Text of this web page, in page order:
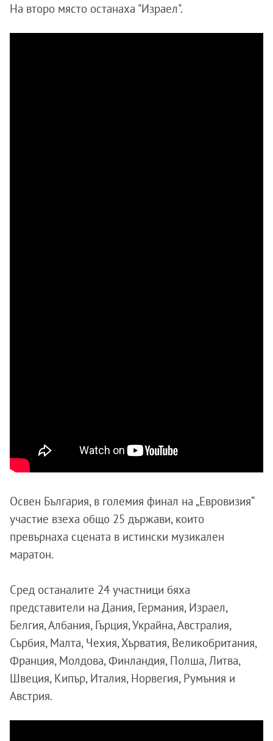
На второ място останаха "Израел".
Освен България, в големия финал на „Евровизия“
участие взеха общо 25 държави, които
превърнаха сцената в истински музикален
маратон.
Сред останалите 24 участници бяха
представители на Дания, Германия, Израел,
Белгия, Албания, Гърция, Украйна, Австралия,
Сърбия, Малта, Чехия, Хърватия, Великобритания,
Франция, Молдова, Финландия, Полша, Литва,
Швеция, Кипър, Италия, Норвегия, Румъния и
Австрия.